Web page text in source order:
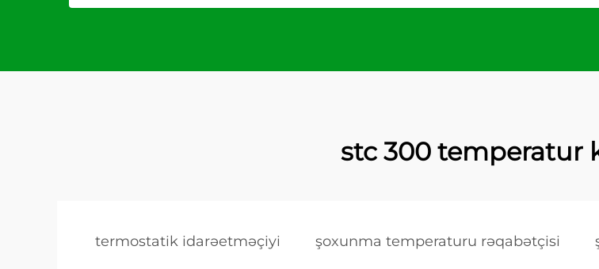
stc 300 temperatur
termostatik idarəetməçiyi şoxunma temperaturu rəqabətçisi